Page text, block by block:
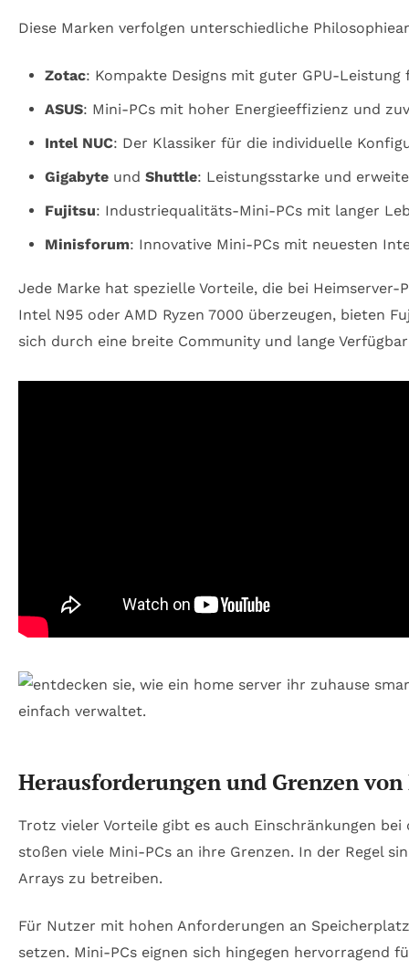
Diese Marken verfolgen unterschiedliche
Zotac: Kompakte Designs mit guter GPU-
ASUS: Mini-PCs mit hoher Energieeffizienz und
Intel NUC: Der Klassiker für die individuelle
Gigabyteund Shuttle: Leistungsstarke und
Fujitsu: Industriequalitäts-Mini-PCs mit langer
Minisforum: Innovative Mini-PCs mit neuesten
Jede Marke hat spezielle Vorteile, die bei
Intel N95 oder AMD Ryzen 7000 überzeugen, bieten
sich durch eine breite Community und lange
Herausforderungen und Grenzen
Trotz vieler Vorteile gibt es auch Einschränkungen
stoßen viele Mini-PCs an ihre Grenzen. In der Regel
Arrays zu betreiben.
Für Nutzer mit hohen Anforderungen an
setzen. Mini-PCs eignen sich hingegen hervorragend